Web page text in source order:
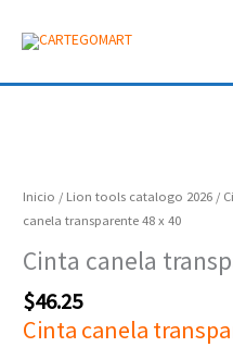
Inicio / Lion tools catalogo 2026 /
canela transparente 48 x 40
Cinta canela
$46.25
Cinta canela
transparente
40